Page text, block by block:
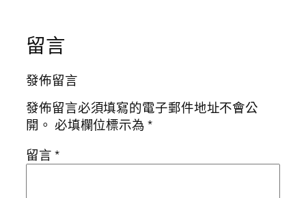
留言
發佈留言
發佈留言必須填寫的電子郵件地址不會公
開。 必填欄位標示為*
留言*